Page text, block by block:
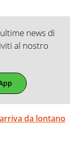
news di
al nostro
da lontano